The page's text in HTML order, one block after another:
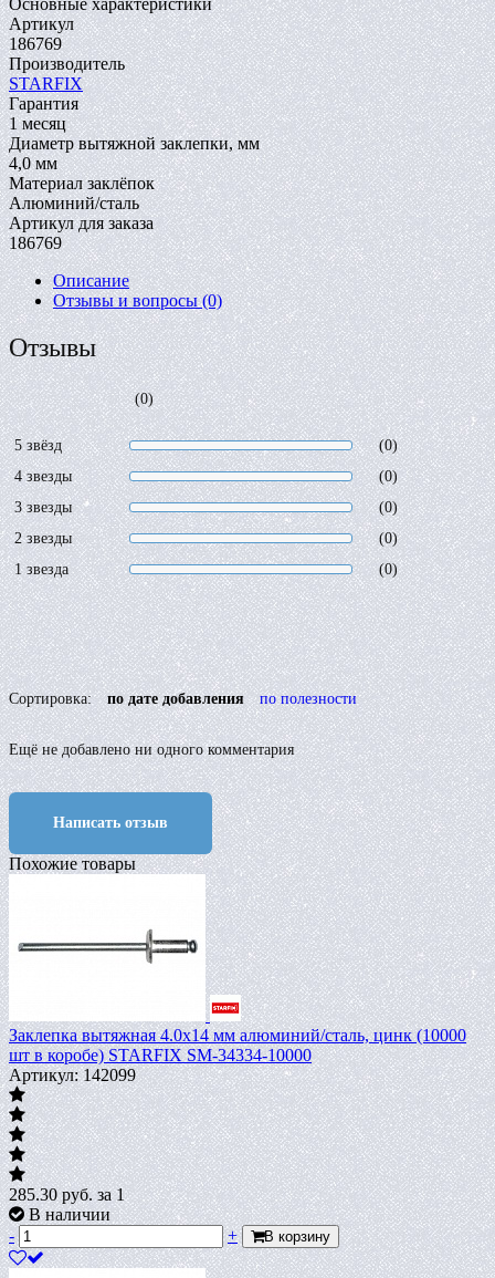
Артикул
186769
Производитель
STARFIX
Гарантия
1 месяц
Диаметр вытяжной заклепки, мм
4,0 мм
Материал заклёпок
Алюминий/сталь
Артикул для заказа
186769
Описание
Отзывы и вопросы(0)
Отзывы
(0)
5 звёзд
(0)
4 звезды
(0)
3 звезды
(0)
2 звезды
(0)
1 звезда
(0)
Сортировка: по дате добавления по полезности
Ещё не добавлено ни одного комментария
Написать отзыв
Похожие товары
Заклепка вытяжная 4.0х14 мм алюминий/сталь, цинк (10000
шт в коробе) STARFIX SM-34334-10000
Артикул: 142099
285.30руб.за 1
В наличии
-
+ В корзину